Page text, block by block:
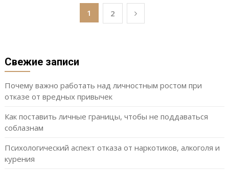
1 2
Свежие записи
Почему важно работать над личностным ростом при
отказе от вредных привычек
Как поставить личные границы, чтобы не поддаваться
соблазнам
Психологический аспект отказа от наркотиков, алкоголя и
курения